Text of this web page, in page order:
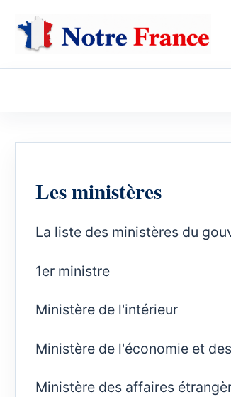
Les ministères
La liste des ministères du
1er ministre
Ministère de l'intérieur
Ministère de l'économie et
Ministère des affaires